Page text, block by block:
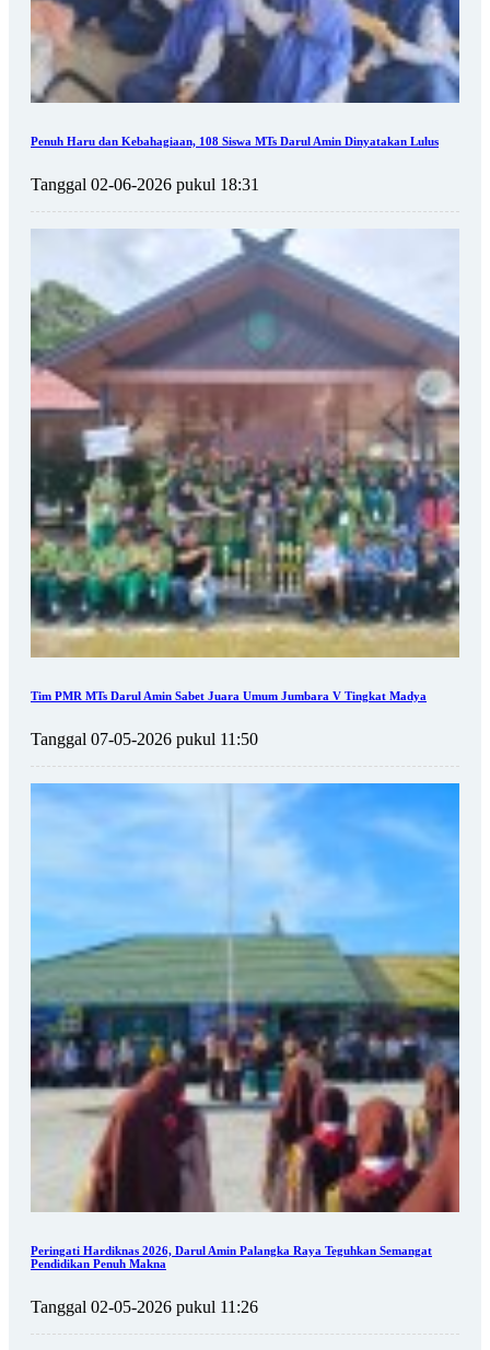
Penuh Haru dan Kebahagiaan, 108 Siswa MTs Darul Amin Dinyatakan Lulus
Tanggal 02-06-2026 pukul 18:31
Tim PMR MTs Darul Amin Sabet Juara Umum Jumbara V Tingkat Madya
Tanggal 07-05-2026 pukul 11:50
Peringati Hardiknas 2026, Darul Amin Palangka Raya Teguhkan Semangat
Pendidikan Penuh Makna
Tanggal 02-05-2026 pukul 11:26